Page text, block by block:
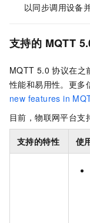
以同步调用设备
支持的 MQTT
MQTT 5.0 协议在之
性能和易用性。更多
new features in
目前，物联网平台支
支持的特性 使